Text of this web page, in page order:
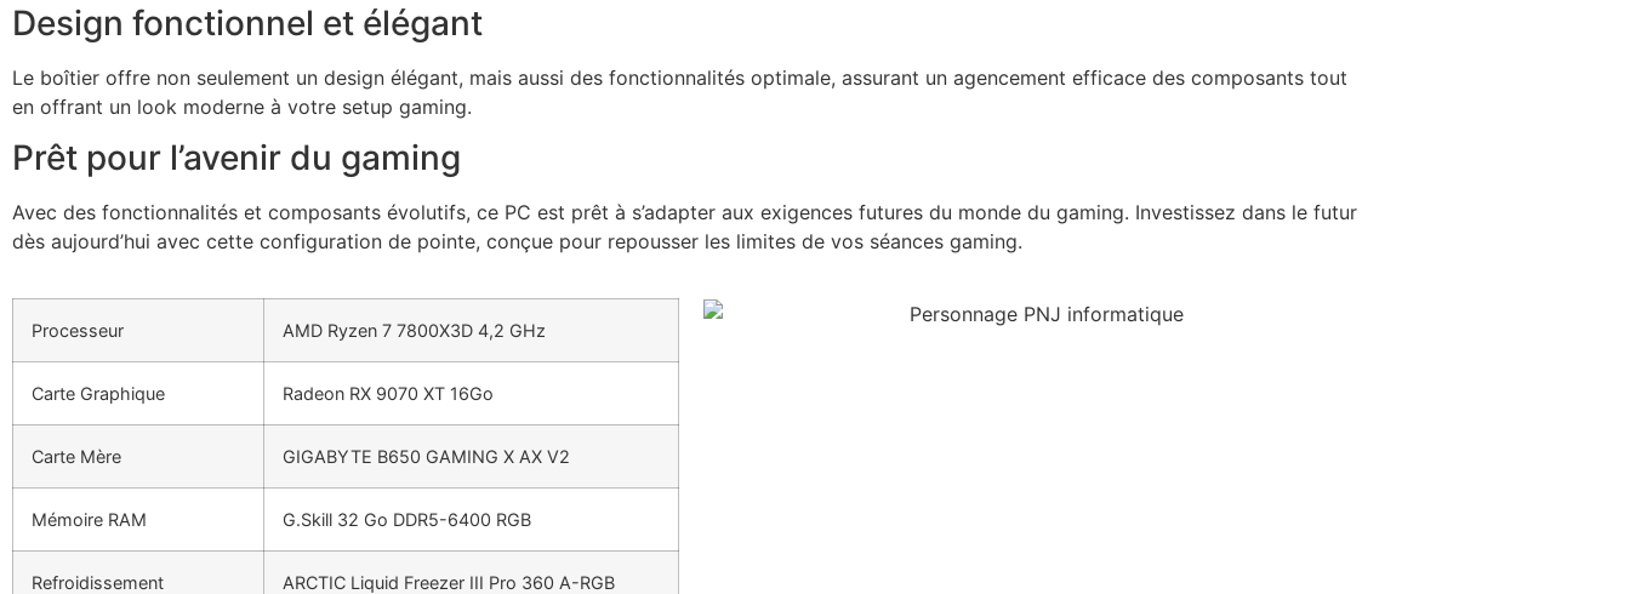
Design fonctionnel et élégant
Le boîtier offre non seulement un design élégant, mais aussi des fonctionnalités optimale, assurant un agencement efficace des composants tout
en offrant un look moderne à votre setup gaming.
Prêt pour l’avenir du gaming
Avec des fonctionnalités et composants évolutifs, ce PC est prêt à s’adapter aux exigences futures du monde du gaming. Investissez dans le futur
dès aujourd’hui avec cette configuration de pointe, conçue pour repousser les limites de vos séances gaming.
Processeur AMD Ryzen 7 7800X3D 4,2 GHz
Carte Graphique Radeon RX 9070 XT 16Go
Carte Mère GIGABYTE B650 GAMING X AX V2
Mémoire RAM G.Skill 32 Go DDR5-6400 RGB
Refroidissement ARCTIC Liquid Freezer III Pro 360 A-RGB